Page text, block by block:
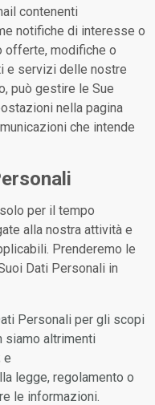
contenenti
notifiche di interesse o
offerte, modifiche o
e servizi delle nostre
può gestire le Sue
nella pagina
che intende
per il tempo
alla nostra attività e
Prenderemo le
Dati Personali in
Personali per gli scopi
siamo altrimenti
e
legge, regolamento o
le informazioni.